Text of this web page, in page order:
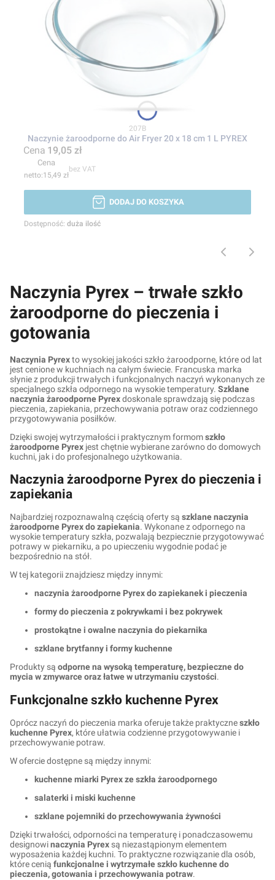
Kod produktu
207B
Naczynie żaroodporne do Air Fryer 20 x 18 cm 1 L PYREX
Cena 19,05 zł
Cena
15,49 zł
bez VAT
DODAJ DO KOSZYKA
Dostępność: duża ilość
Naczynia Pyrex – trwałe szkło
żaroodporne do pieczenia i
gotowania
Naczynia Pyrexto wysokiej jakości szkło żaroodporne, które od lat
jest cenione w kuchniach na całym świecie. Francuska marka
słynie z produkcji trwałych i funkcjonalnych naczyń wykonanych ze
specjalnego szkła odpornego na wysokie temperatury. Szklane
naczynia żaroodporne Pyrexdoskonale sprawdzają się podczas
pieczenia, zapiekania, przechowywania potraw oraz codziennego
przygotowywania posiłków.
Dzięki swojej wytrzymałości i praktycznym formomszkło
żaroodporne Pyrex jest chętnie wybierane zarówno do domowych
kuchni, jak i do profesjonalnego użytkowania.
Naczynia żaroodporne Pyrex do pieczenia i
zapiekania
Najbardziej rozpoznawalną częścią oferty są szklane naczynia
żaroodporne Pyrex do zapiekania. Wykonane z odpornego na
wysokie temperatury szkła, pozwalają bezpiecznie przygotowywać
potrawy w piekarniku, a po upieczeniu wygodnie podać je
bezpośrednio na stół.
W tej kategorii znajdziesz między innymi:
naczynia żaroodporne Pyrex do zapiekanek i pieczenia
formy do pieczenia z pokrywkami i bez pokrywek
prostokątne i owalne naczynia do piekarnika
szklane brytfanny i formy kuchenne
Produkty są odporne na wysoką temperaturę, bezpieczne do
mycia w zmywarce oraz łatwe w utrzymaniu czystości.
Funkcjonalne szkło kuchenne Pyrex
Oprócz naczyń do pieczenia marka oferuje także praktyczneszkło
kuchenne Pyrex, które ułatwia codzienne przygotowywanie i
przechowywanie potraw.
W ofercie dostępne są między innymi:
kuchenne miarki Pyrex ze szkła żaroodpornego
salaterki i miski kuchenne
szklane pojemniki do przechowywania żywności
Dzięki trwałości, odporności na temperaturę i ponadczasowemu
designowinaczynia Pyrexsą niezastąpionym elementem
wyposażenia każdej kuchni. To praktyczne rozwiązanie dla osób,
które cenią funkcjonalne i wytrzymałe szkło kuchenne do
pieczenia, gotowania i przechowywania potraw.